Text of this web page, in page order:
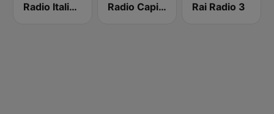
Radio Italia solomusicaitaliana Radio Capital Rai Radio 3